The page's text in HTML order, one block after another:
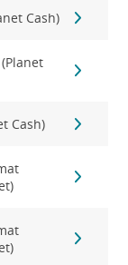
Cash)
Cash)